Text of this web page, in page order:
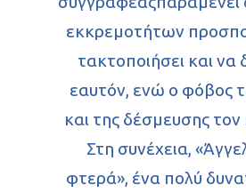
εκκρεμοτήτων
τακτοποιήσει και να
εαυτόν, ενώ ο φόβος
και της δέσμευσης
Στη συνέχεια,
φτερά», ένα πολύ